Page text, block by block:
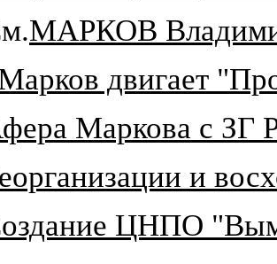
МАРКОВ
двигает
Маркова с ЗГ
и
ЦНПО